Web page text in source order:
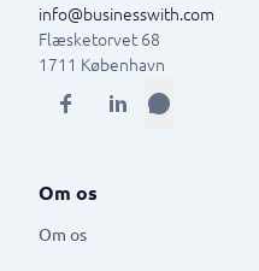
info@businesswith.com
Flæsketorvet 68
1711 København
Om os
Om os